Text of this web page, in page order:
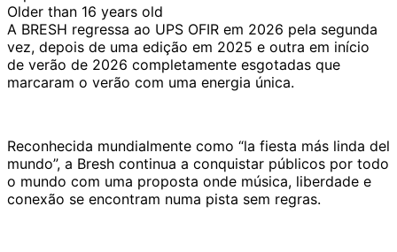
Older than 16 years old
A BRESH regressa ao UPS OFIR em 2026 pela segunda
vez, depois de uma edição em 2025 e outra em início
de verão de 2026 completamente esgotadas que
marcaram o verão com uma energia única.
Reconhecida mundialmente como “la fiesta más linda del
mundo”, a Bresh continua a conquistar públicos por todo
o mundo com uma proposta onde música, liberdade e
conexão se encontram numa pista sem regras.